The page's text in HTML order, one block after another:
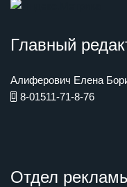
Главный
Алиферович Елена
8-01511-71-8-76
Отдел